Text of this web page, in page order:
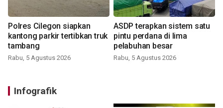
Polres Cilegon siapkan
kantong parkir tertibkan truk
tambang
Rabu, 5 Agustus 2026
ASDP terapkan sistem satu
pintu perdana di lima
pelabuhan besar
Rabu, 5 Agustus 2026
Infografik